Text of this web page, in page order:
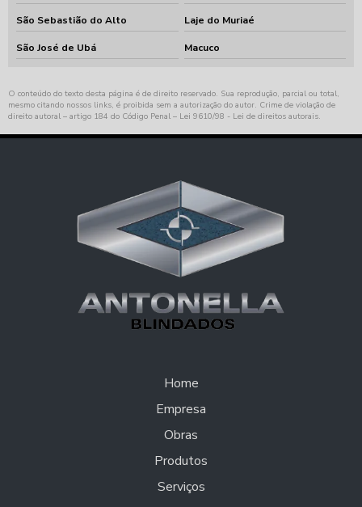
São Sebastião do Alto Laje do Muriaé
São José de Ubá Macuco
O conteúdo do texto desta página é de direito reservado. Sua reprodução, parcial ou total,
mesmo citando nossos links, é proibida sem a autorização do autor. Crime de violação de
direito autoral – artigo 184 do Código Penal – Lei 9610/98 - Lei de direitos autorais.
Home
Empresa
Obras
Produtos
Serviços